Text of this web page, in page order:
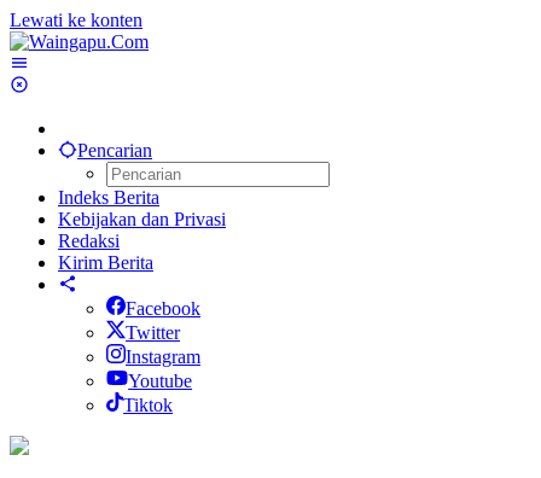
Lewati ke konten
Pencarian
Indeks Berita
Kebijakan dan Privasi
Redaksi
Kirim Berita
Facebook
Twitter
Instagram
Youtube
Tiktok